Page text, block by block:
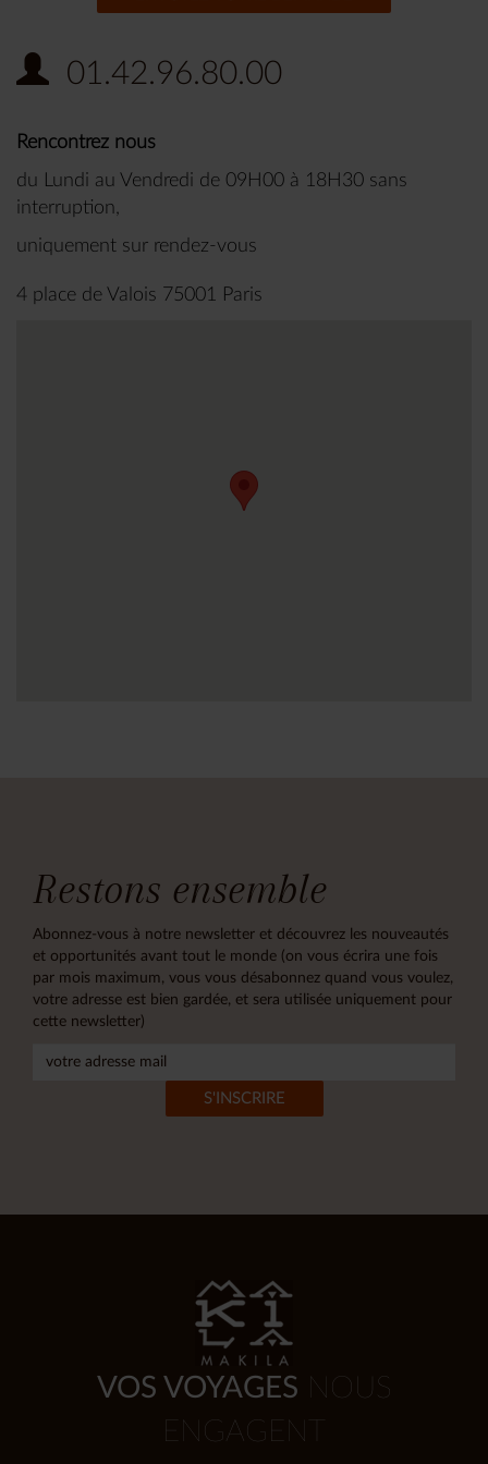
01.42.96.80.00
Rencontrez nous
du Lundi au Vendredi de 09H00 à 18H30 sans
interruption,
uniquement sur rendez-vous
4 place de Valois 75001 Paris
Restons ensemble
Abonnez-vous à notre newsletter et découvrez les nouveautés
et opportunités avant tout le monde (on vous écrira une fois
par mois maximum, vous vous désabonnez quand vous voulez,
votre adresse est bien gardée, et sera utilisée uniquement pour
cette newsletter)
VOS VOYAGES NOUS
ENGAGENT